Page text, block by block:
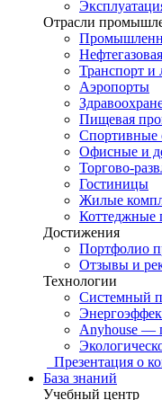
Отрасли
Транспорт и
Аэропорты
Пищевая
Спортивные
Офисные и
Торгово-
Гостиницы
Жилые
Коттеджные
Достижения
Портфолио
Отзывы и
Технологии
Системный
Anyhouse —
Презентация о
База знаний
Учебный центр